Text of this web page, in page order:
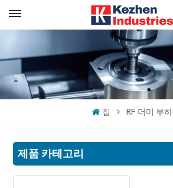
English
español
한국의
빠른 견적 받기
집 RF 더미 부하
제품 카테고리